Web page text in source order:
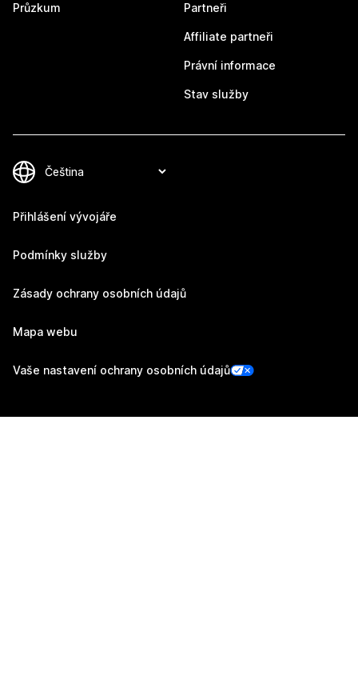
Průzkum Partneři
Affiliate partneři
Právní informace
Stav služby
Přihlášení vývojáře
Podmínky služby
Zásady ochrany osobních údajů
Mapa webu
Vaše nastavení ochrany osobních údajů